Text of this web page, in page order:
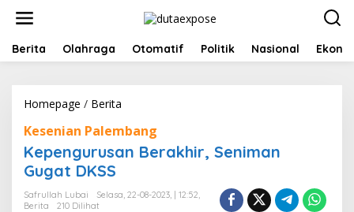
t
Berita Olahraga Otomatif Politik Nasional
Homepage / Berita
p
e
n
u
r
Kesenian Palembang
Kepengurusan Berakhir, Seniman
Gugat DKSS
Safrullah Lubai
Selasa, 22-08-2023, | 12:52,
Berita
210 Dilihat